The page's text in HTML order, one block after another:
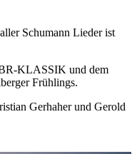
Schumann Lieder ist
KLASSIK und dem
Frühlings.
Gerhaher und Gerold